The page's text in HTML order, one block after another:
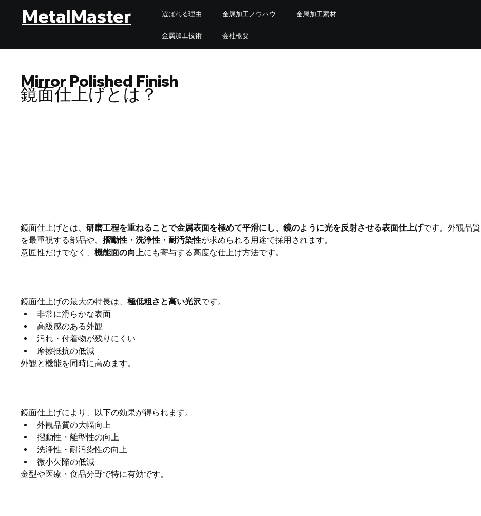
MetalMaster 選ばれる理由 金属加工ノウハウ 金属加工素材
金属加工技術 会社概要
Mirror Polished Finish
鏡面仕上げとは？
鏡面仕上げとは、研磨工程を重ねることで金属表面を極めて平滑にし、鏡のように光を反射させる表面仕上げです。外観品質
を最重視する部品や、摺動性・洗浄性・耐汚染性が求められる用途で採用されます。
意匠性だけでなく、機能面の向上にも寄与する高度な仕上げ方法です。
鏡面仕上げの最大の特長は、極低粗さと高い光沢です。
非常に滑らかな表面
高級感のある外観
汚れ・付着物が残りにくい
摩擦抵抗の低減
外観と機能を同時に高めます。
鏡面仕上げにより、以下の効果が得られます。
外観品質の大幅向上
摺動性・離型性の向上
洗浄性・耐汚染性の向上
微小欠陥の低減
金型や医療・食品分野で特に有効です。